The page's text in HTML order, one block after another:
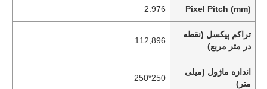
Pixel Pitch (mm)
2.976
تراکم پیکسل (نقطه
در متر مربع)
112,896
اندازه ماژول (میلی
متر)
250*250